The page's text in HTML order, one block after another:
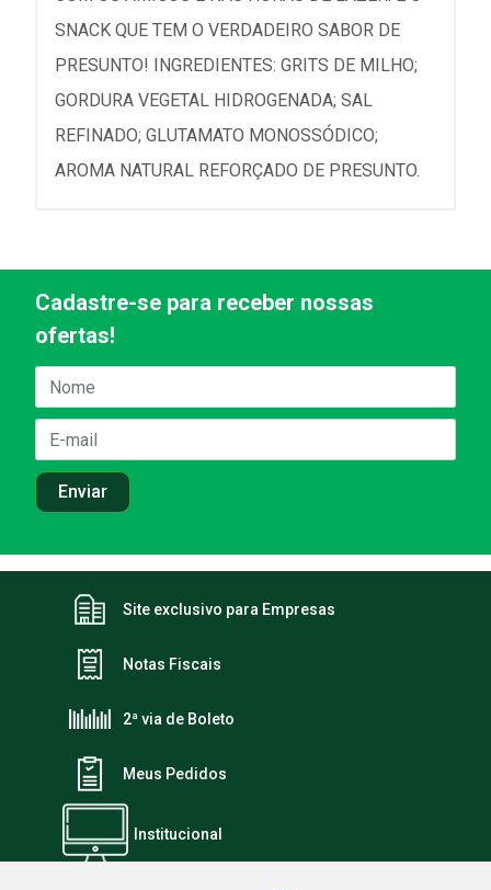
SNACK QUE TEM O VERDADEIRO SABOR DE
PRESUNTO! INGREDIENTES: GRITS DE MILHO;
GORDURA VEGETAL HIDROGENADA; SAL
REFINADO; GLUTAMATO MONOSSÓDICO;
AROMA NATURAL REFORÇADO DE PRESUNTO.
Cadastre-se para receber nossas
ofertas!
Site exclusivo para Empresas
Notas Fiscais
2ª via de Boleto
Meus Pedidos
Institucional